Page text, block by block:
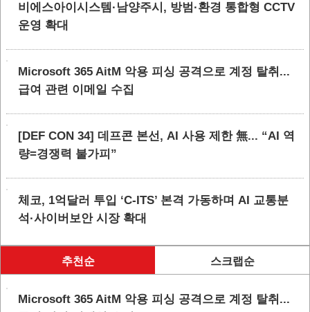
비에스아이시스템·남양주시, 방범·환경 통합형 CCTV
운영 확대
Microsoft 365 AitM 악용 피싱 공격으로 계정 탈취...
급여 관련 이메일 수집
[DEF CON 34] 데프콘 본선, AI 사용 제한 無... “AI 역
량=경쟁력 불가피”
체코, 1억달러 투입 ‘C-ITS’ 본격 가동하며 AI 교통분
석·사이버보안 시장 확대
추천순 스크랩순
Microsoft 365 AitM 악용 피싱 공격으로 계정 탈취...